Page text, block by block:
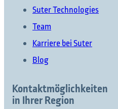
Suter Technologies
Team
Karriere bei Suter
Blog
Kontaktmöglichkeiten
in Ihrer Region